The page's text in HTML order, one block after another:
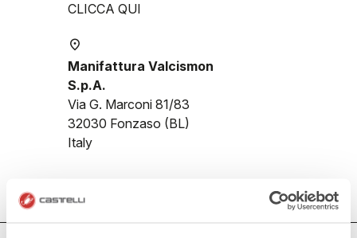
CLICCA QUI
place
Manifattura Valcismon
S.p.A.
Via G. Marconi 81/83
32030 Fonzaso (BL)
Italy